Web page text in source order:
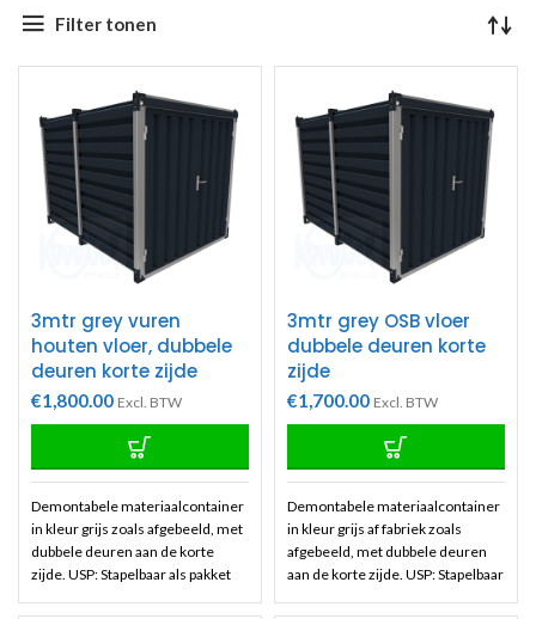
Filter tonen
3mtr grey vuren
houten vloer, dubbele
deuren korte zijde
€1,800.00 Excl. BTW
Demontabele materiaalcontainer
in kleur grijs zoals afgebeeld, met
dubbele deuren aan de korte
zijde. USP: Stapelbaar als pakket
3mtr grey OSB vloer
dubbele deuren korte
zijde
€1,700.00 Excl. BTW
Demontabele materiaalcontainer
in kleur grijs af fabriek zoals
afgebeeld, met dubbele deuren
aan de korte zijde. USP: Stapelbaar